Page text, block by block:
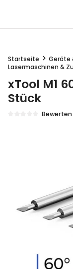
Startseite Geräte
Lasermaschinen &
Bewerten
xTool M1
Stück